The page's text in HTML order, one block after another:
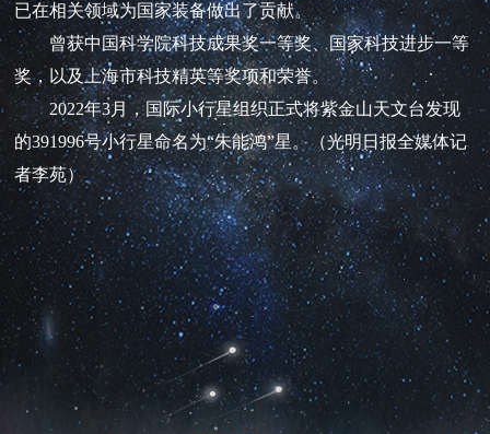
已在相关领域为国家装备做出了贡献。
曾获中国科学院科技成果奖一等奖、国家科技进步一等
奖，以及上海市科技精英等奖项和荣誉。
2022年3月，国际小行星组织正式将紫金山天文台发现
的391996号小行星命名为“朱能鸿”星。（光明日报全媒体记
者李苑）